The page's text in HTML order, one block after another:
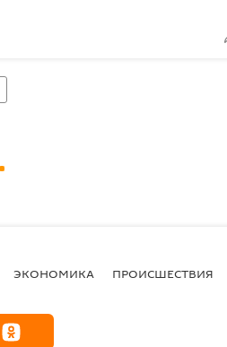
ЭКОНОМИКА ПРОИСШЕСТВИЯ